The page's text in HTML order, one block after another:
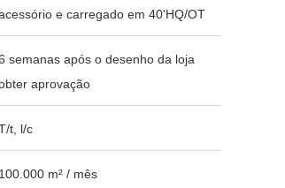
e carregado em 40'HQ/OT
semanas após o desenho da loja
aprovação
t, l/c
100.000 m² / mês